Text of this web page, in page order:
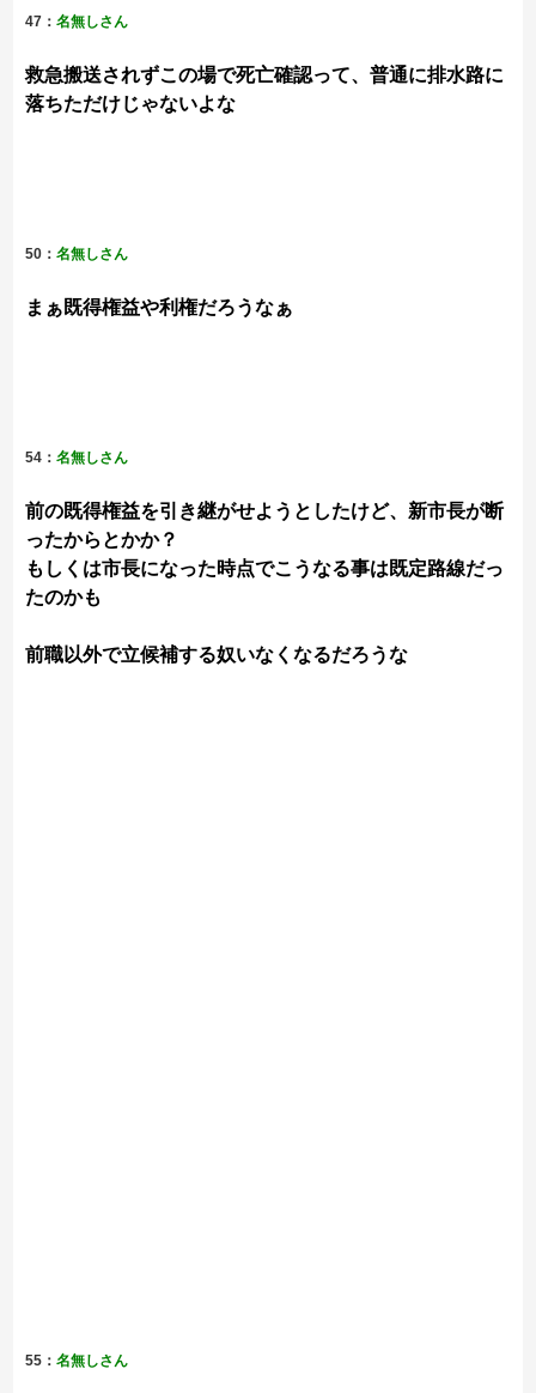
47：名無しさん
救急搬送されずこの場で死亡確認って、普通に排水路に
落ちただけじゃないよな
50：名無しさん
まぁ既得権益や利権だろうなぁ
54：名無しさん
前の既得権益を引き継がせようとしたけど、新市長が断
ったからとかか？
もしくは市長になった時点でこうなる事は既定路線だっ
たのかも
前職以外で立候補する奴いなくなるだろうな
55：名無しさん